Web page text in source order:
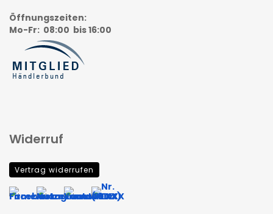
Öffnungszeiten:
Mo-Fr: 08:00 bis 16:00
Widerruf
Vertrag widerrufen